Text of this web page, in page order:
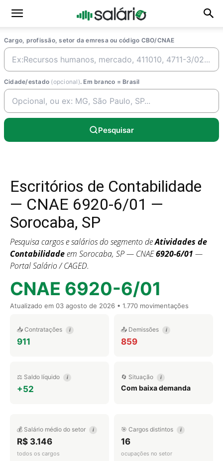
Cargo, profissão, setor da emresa ou código CBO/CNAE
Cidade/estado (opcional). Em branco = Brasil
Pesquisar
Escritórios de Contabilidade
— CNAE 6920-6/01 —
Sorocaba, SP
Pesquisa cargos e salários do segmento deAtividades de
Contabilidadeem Sorocaba, SP — CNAE6920-6/01 —
Portal Salário / CAGED.
CNAE 6920-6/01
Atualizado em 03 agosto de 2026 • 1.770 movimentações
📥 Contratações i
911
📤 Demissões i
859
⚖️ Saldo líquido i
+52
🔄 Situação i
Com baixa demanda
💰 Salário médio do setor i
R$ 3.146
todos os cargos
🎯 Cargos distintos i
16
ocupações no setor